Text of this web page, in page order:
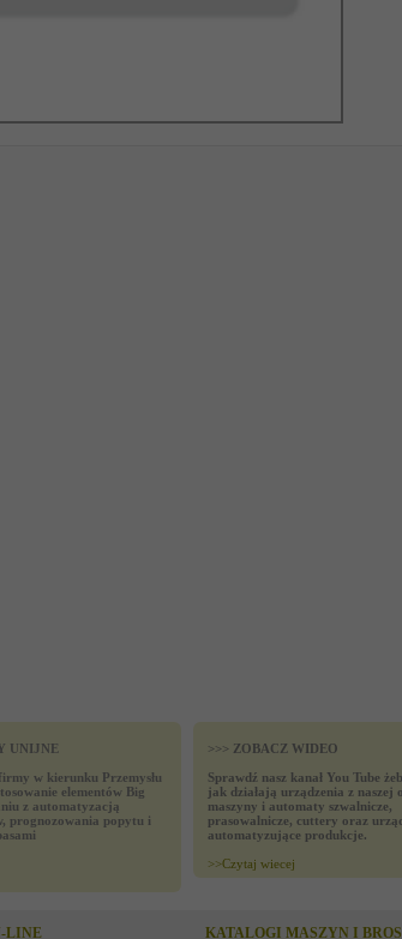
UNIJNE
w kierunku Przemysłu
elementów Big
z automatyzacją
prognozowania popytu i
>>> ZOBACZ WIDEO
Sprawdź nasz kanał You Tube
jak działają urządzenia z naszej
maszyny i automaty szwalnicze,
prasowalnicze, cuttery oraz
automatyzujące produkcje.
>>Czytaj wiecej
LINE KATALOGI MASZYN I